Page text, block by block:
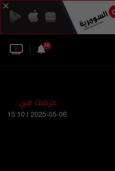
38
عرضت في:
2025-05-06 | 15:10